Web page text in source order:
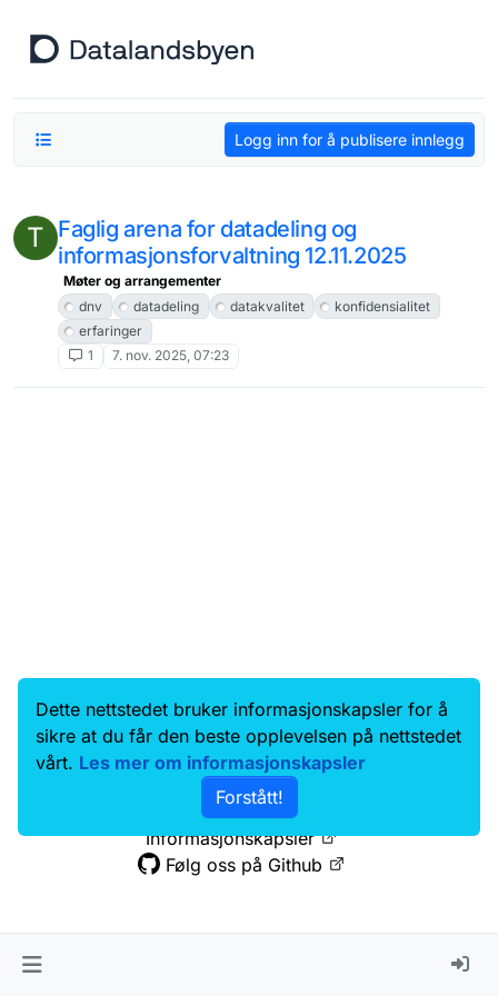
Logg inn for å publisere innlegg
T Faglig arena for datadeling og
informasjonsforvaltning 12.11.2025
Møter og arrangementer
dnv
datadeling datakvalitet
konfidensialitet
erfaringer
1
7. nov. 2025, 07:23
Data.norge.no
Kontakt oss
Samtykke og brukervilkår
Tilgjengelighetserklæring
Personvernerklæring
Informasjonskapsler
Følg oss på Github
Dette nettstedet bruker informasjonskapsler for å
sikre at du får den beste opplevelsen på nettstedet
vårt. Les mer om informasjonskapsler
Forstått!